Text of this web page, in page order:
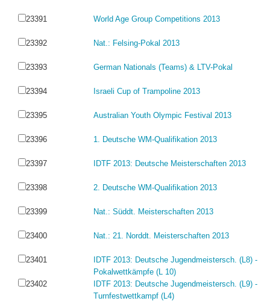
23391 World Age Group Competitions 2013
23392 Nat.: Felsing-Pokal 2013
23393 German Nationals (Teams) & LTV-Pokal
23394 Israeli Cup of Trampoline 2013
23395 Australian Youth Olympic Festival 2013
23396 1. Deutsche WM-Qualifikation 2013
23397 IDTF 2013: Deutsche Meisterschaften 2013
23398 2. Deutsche WM-Qualifikation 2013
23399 Nat.: Süddt. Meisterschaften 2013
23400 Nat.: 21. Norddt. Meisterschaften 2013
23401
IDTF 2013: Deutsche Jugendmeistersch. (L8) -
Pokalwettkämpfe (L 10)
23402
IDTF 2013: Deutsche Jugendmeistersch. (L9) -
Turnfestwettkampf (L4)